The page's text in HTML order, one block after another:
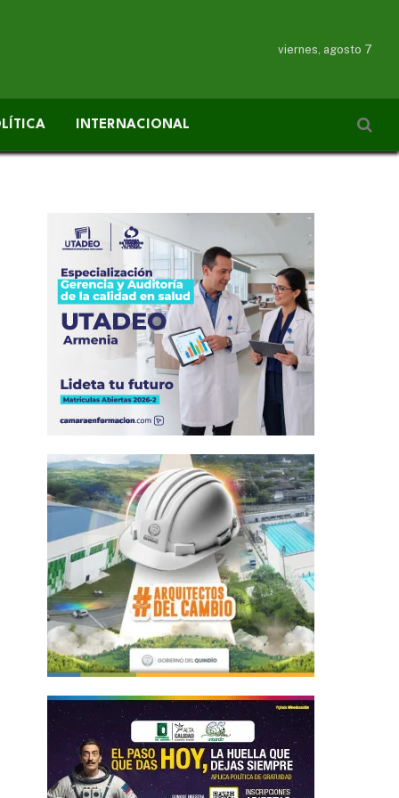
viernes, agosto 7
INTERNACIONAL